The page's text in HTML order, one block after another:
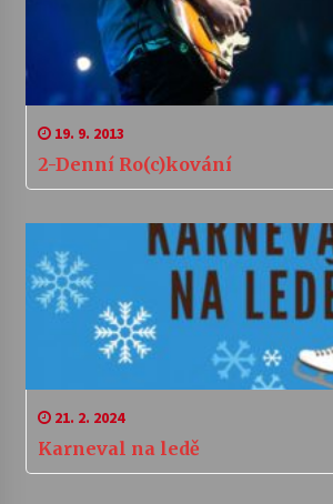
19. 9. 2013
2-Denní Ro(c)kování
21. 2. 2024
Karneval na ledě